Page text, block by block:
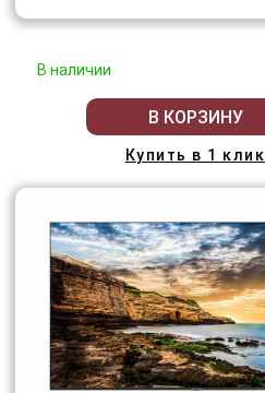
В наличии
В КОРЗИНУ
Купить в 1 клик